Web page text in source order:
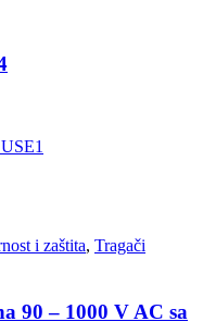
i zaštita, Tragači
90 – 1000 V AC sa